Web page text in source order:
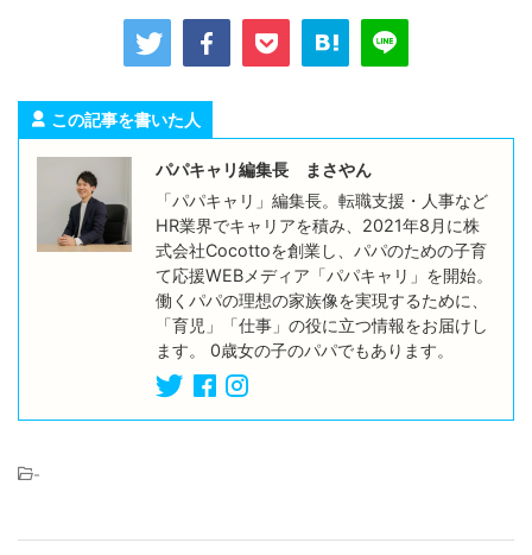
この記事を書いた人
パパキャリ編集長 まさやん
「パパキャリ」編集長。転職支援・人事など
HR業界でキャリアを積み、2021年8月に株
式会社Cocottoを創業し、パパのための子育
て応援WEBメディア「パパキャリ」を開始。
働くパパの理想の家族像を実現するために、
「育児」「仕事」の役に立つ情報をお届けし
ます。 0歳女の子のパパでもあります。
-